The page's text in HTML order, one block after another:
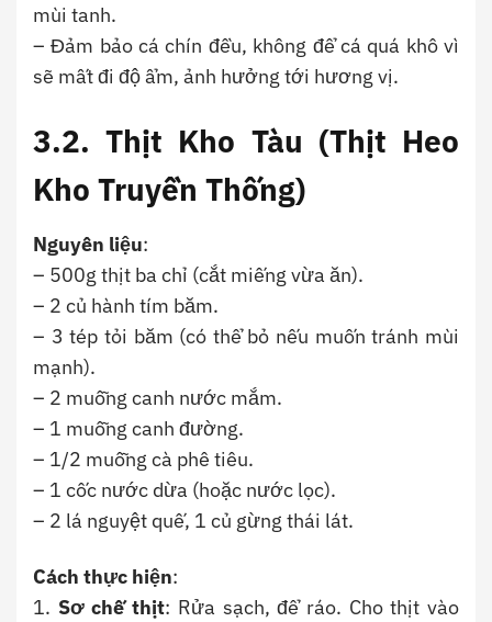
mùi tanh.
– Đảm bảo cá chín đều, không để cá quá khô vì
sẽ mất đi độ ẩm, ảnh hưởng tới hương vị.
3.2.Thịt Kho Tàu (Thịt Heo
Kho Truyền Thống)
Nguyên liệu:
– 500g thịt ba chỉ (cắt miếng vừa ăn).
– 2 củ hành tím băm.
– 3 tép tỏi băm (có thể bỏ nếu muốn tránh mùi
mạnh).
– 2 muỗng canh nước mắm.
– 1 muỗng canh đường.
– 1/2 muỗng cà phê tiêu.
– 1 cốc nước dừa (hoặc nước lọc).
– 2 lá nguyệt quế, 1 củ gừng thái lát.
Cách thực hiện:
1. Sơ chế thịt: Rửa sạch, để ráo. Cho thịt vào